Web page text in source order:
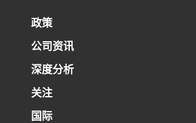
政策
公司资讯
深度分析
关注
国际